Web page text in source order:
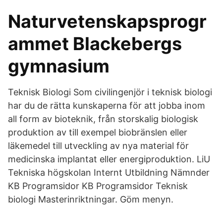
Naturvetenskapsprogr
ammet Blackebergs
gymnasium
Teknisk Biologi Som civilingenjör i teknisk biologi
har du de rätta kunskaperna för att jobba inom
all form av bioteknik, från storskalig biologisk
produktion av till exempel biobränslen eller
läkemedel till utveckling av nya material för
medicinska implantat eller energiproduktion. LiU
Tekniska högskolan Internt Utbildning Nämnder
KB Programsidor KB Programsidor Teknisk
biologi Masterinriktningar. Göm menyn.